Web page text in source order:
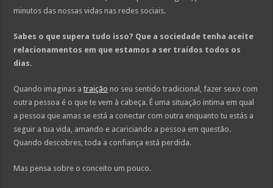
minutos das nossas vidas nas redes sociais.
Sabes o que supera tudo isso? Que a sociedade tenha aceite
relacionamentos em que estamos a ser traídos todos os
dias.
Quando imaginas atraição no seu sentido tradicional, fazer sexo com
outra pessoa é o que te vem à cabeça. É uma situação intima em qual
a pessoa que amas se está a conectar com outra enquanto tu estás a
seguir a tua vida, amando e acariciando a pessoa em questão.
Quando descobres, toda a confiança está perdida.
Mas pensa sobre o conceito um pouco.